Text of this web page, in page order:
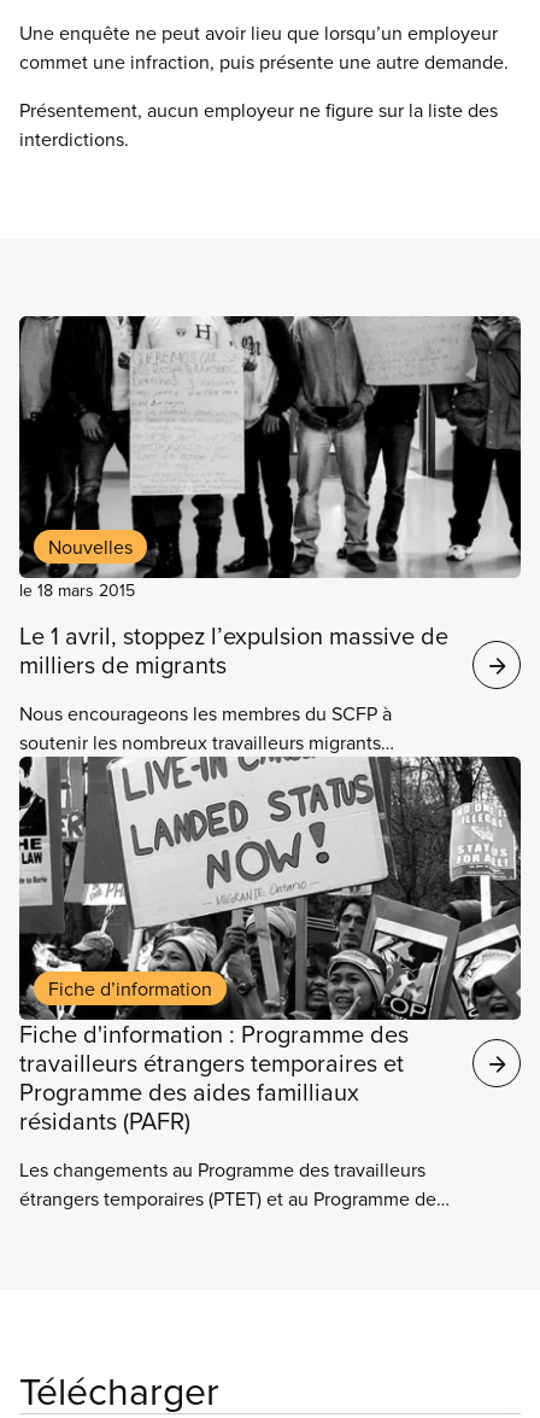
Une enquête ne peut avoir lieu que lorsqu’un employeur
commet une infraction, puis présente une autre demande.
Présentement, aucun employeur ne figure sur la liste des
interdictions.
En savoir plus
Nouvelles
le 18 mars 2015
Le 1 avril, stoppez l’expulsion massive de
milliers de migrants
Nous encourageons les membres du SCFP à
soutenir les nombreux travailleurs migrants
menacés d’expulsion en raison d’une loi injuste
qu’on appelle communément la « loi du 4 et 4 ».
Fiche d’information
Fiche d'information : Programme des
travailleurs étrangers temporaires et
Programme des aides familliaux
résidants (PAFR)
Les changements au Programme des travailleurs
étrangers temporaires (PTET) et au Programme des
Télécharger